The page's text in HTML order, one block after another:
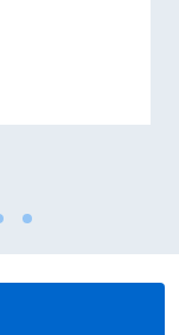
nazionale del